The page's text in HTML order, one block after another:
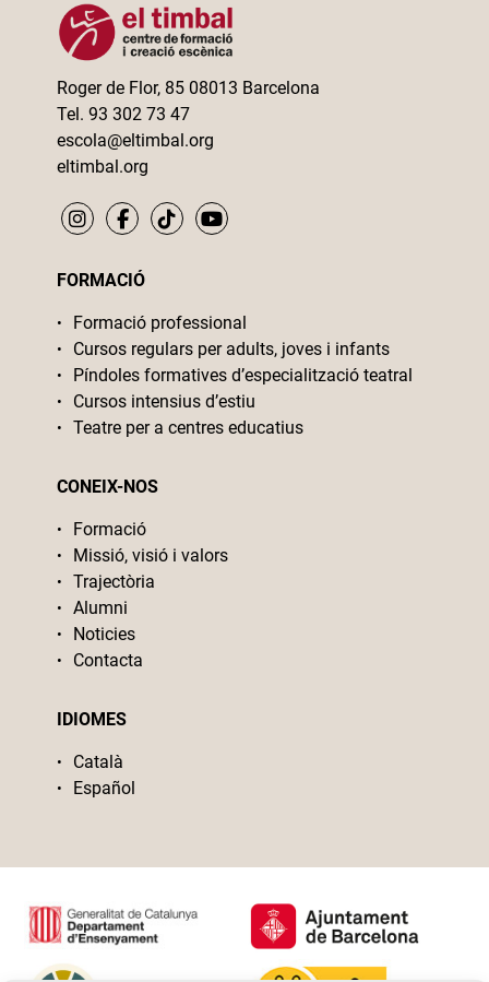
Roger de Flor, 85 08013 Barcelona
Tel. 93 302 73 47
escola@eltimbal.org
eltimbal.org
FORMACIÓ
Formació professional
Cursos regulars per adults, joves i infants
Píndoles formatives d’especialització teatral
Cursos intensius d’estiu
Teatre per a centres educatius
CONEIX-NOS
Formació
Missió, visió i valors
Trajectòria
Alumni
Noticies
Contacta
IDIOMES
Català
Español